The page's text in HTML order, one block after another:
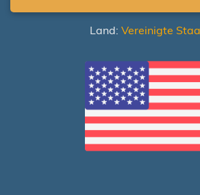
Land: Vereinigte